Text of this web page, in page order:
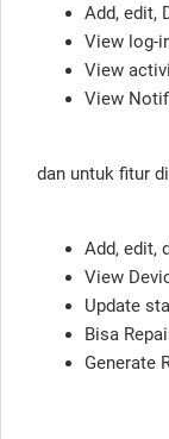
Add, edit,
View log-
View
View
dan untuk fitur
Add, edit,
View
Update
Bisa
Generate